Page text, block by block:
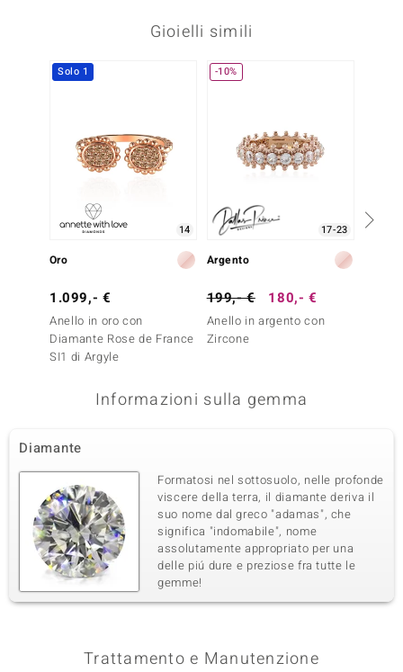
Gioielli simili
Solo 1
14
Oro
1.099,- €
Anello in oro con
Diamante Rose de France
SI1 di Argyle
-10%
17-23
Argento
199,- € 180,- €
Anello in argento con
Zircone
Informazioni sulla gemma
Diamante
Formatosi nel sottosuolo, nelle profonde
viscere della terra, il diamante deriva il
suo nome dal greco "adamas", che
significa "indomabile", nome
assolutamente appropriato per una
delle piú dure e preziose fra tutte le
gemme!
Trattamento e Manutenzione